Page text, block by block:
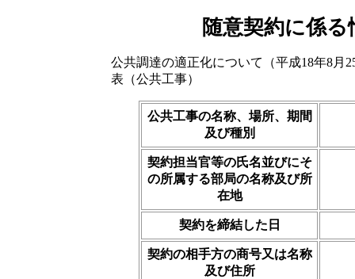
随意契約に係
公共調達の適正化について（平成18年8月
表（公共工事）
公共工事の名称、場所、期間
及び種別
契約担当官等の氏名並びにそ
の所属する部局の名称及び所
在地
契約を締結した日
契約の相手方の商号又は名称
及び住所